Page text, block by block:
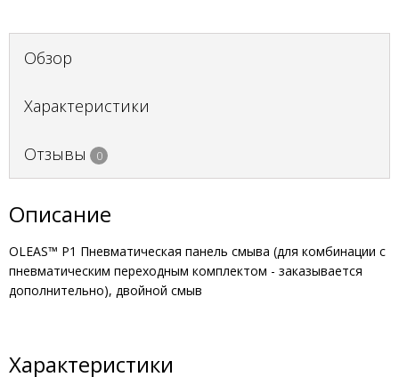
Обзор
Характеристики
Отзывы 0
Описание
OLEAS™ P1 Пневматическая панель смыва (для комбинации с
пневматическим переходным комплектом - заказывается
дополнительно), двойной смыв
Характеристики